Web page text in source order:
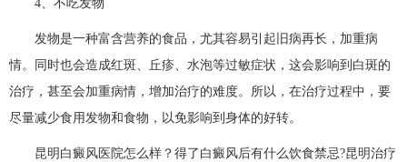
4、不吃发物
发物是一种富含营养的食品，尤其容易引起旧病再长，加重病
情。同时也会造成红斑、丘疹、水泡等过敏症状，这会影响到白斑的
治疗，甚至会加重病情，增加治疗的难度。所以，在治疗过程中，要
尽量减少食用发物和食物，以免影响到身体的好转。
昆明白癜风医院怎么样？得了白癜风后有什么饮食禁忌?昆明治疗